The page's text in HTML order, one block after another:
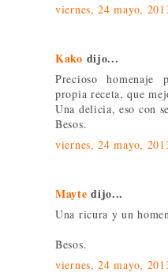
viernes, 24 mayo,
Kako dijo...
Precioso homenaje
propia receta, que
Una delicia, eso con
Besos.
viernes, 24 mayo,
Mayte dijo...
Una ricura y un
Besos.
viernes, 24 mayo,